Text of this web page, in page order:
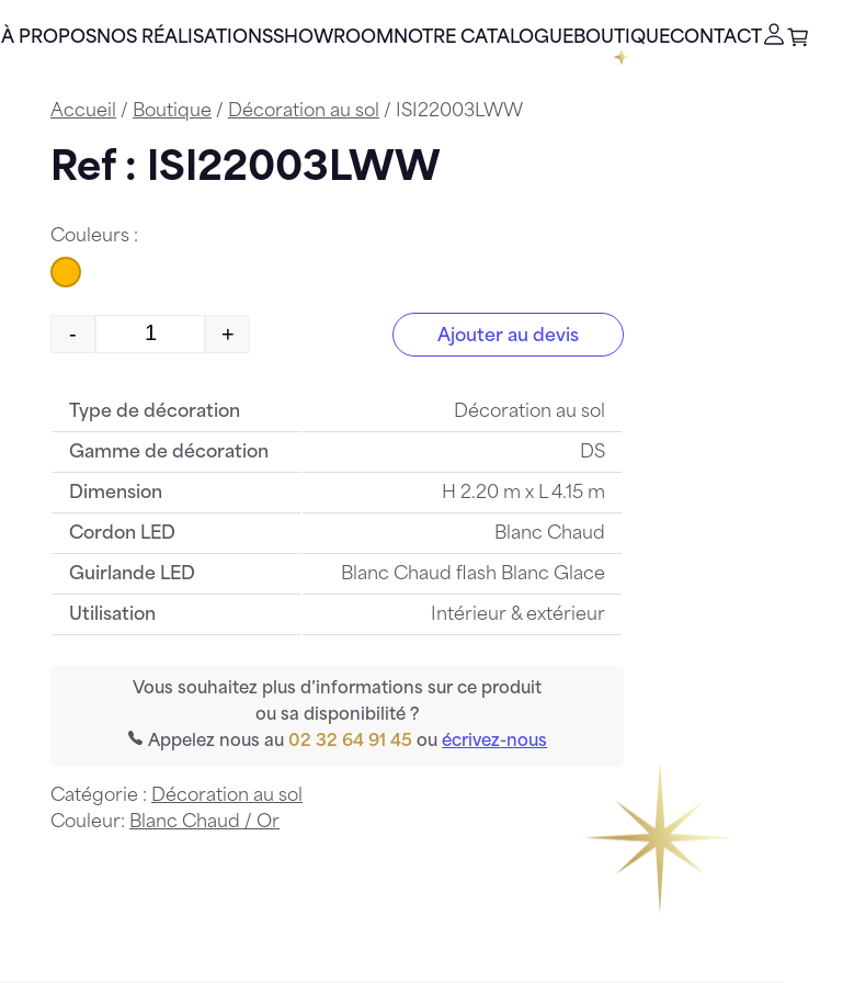
À PROPOSNOS RÉALISATIONSSHOWROOM NOTRE CATALOGUEBOUTIQUECONTACT
Accueil / Boutique / Décoration au sol / ISI22003LWW
Ref : ISI22003LWW
Couleurs :
quantité de ISI22003LWW
- + Ajouter au devis
Type de décoration Décoration au sol
Gamme de décoration DS
Dimension H 2.20 m x L 4.15 m
Cordon LED Blanc Chaud
Guirlande LED Blanc Chaud flash Blanc Glace
Utilisation Intérieur & extérieur
Vous souhaitez plus d’informations sur ce produit
ou sa disponibilité ?
Appelez nous au02 32 64 91 45 ouécrivez-nous
Catégorie : Décoration au sol
Couleur: Blanc Chaud / Or